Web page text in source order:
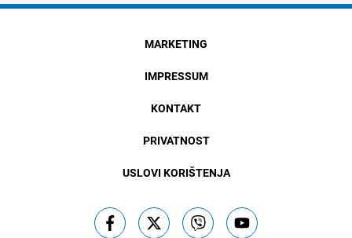
MARKETING
IMPRESSUM
KONTAKT
PRIVATNOST
USLOVI KORIŠTENJA